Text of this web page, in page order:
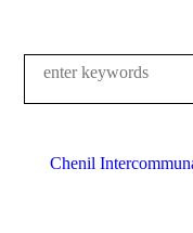
Chenil